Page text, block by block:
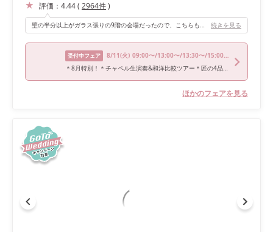
評価： 4.44( 2964件)
壁の半分以上がガラス張りの9階の会場だったので、こちらも明るく開放感が溢れる場所でした。各フロアに1つしか会場ないプライベートな空間もよかったです。 続きを見る
受付中フェア 8/11(火) 09:00〜/13:00〜/13:30〜/15:00〜/16:30〜
＊8月特別！＊チャペル生演奏&和洋比較ツアー＊匠の4品試食会！
ほかのフェアを見る